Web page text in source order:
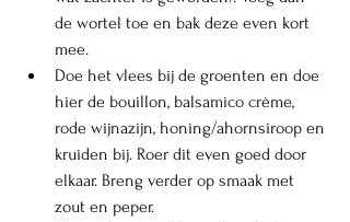
de wortel toe en bak deze even kort
mee.
Doe het vlees bij de groenten en doe
hier de bouillon, balsamico crème,
rode wijnazijn, honing/ahornsiroop en
kruiden bij. Roer dit even goed door
elkaar. Breng verder op smaak met
zout en peper.